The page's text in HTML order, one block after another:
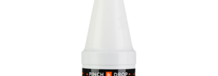
ЧАЙ
АРЕНДА КОФЕМАШИН
КОФЕМАШИНЫ НА СУХИХ ИНГРЕДИЕНТАХ